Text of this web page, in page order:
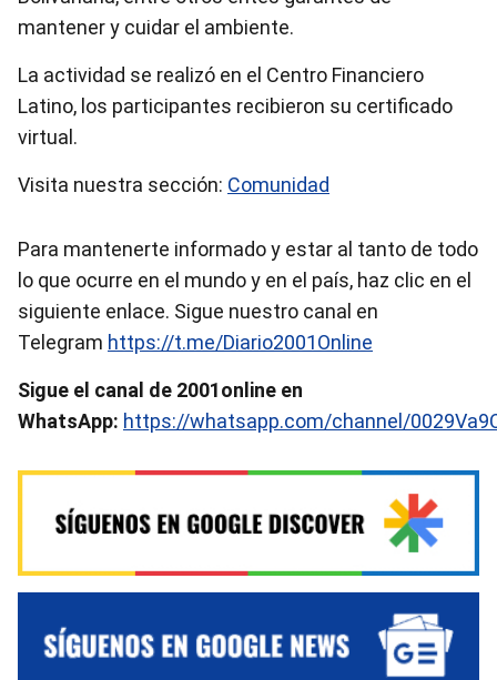
mantener y cuidar el ambiente.
La actividad se realizó en el Centro Financiero
Latino, los participantes recibieron su certificado
virtual.
Visita nuestra sección: Comunidad
Para mantenerte informado y estar al tanto de todo
lo que ocurre en el mundo y en el país, haz clic en el
siguiente enlace. Sigue nuestro canal en
Telegram https://t.me/Diario2001Online
Sigue el canal de 2001online en
WhatsApp: https://whatsapp.com/channel/